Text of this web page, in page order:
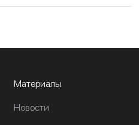
Материалы
Новости